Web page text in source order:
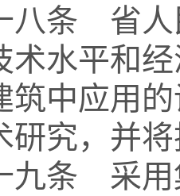
条 省人民
术水平和
筑中应用
研究，并
条 采用集